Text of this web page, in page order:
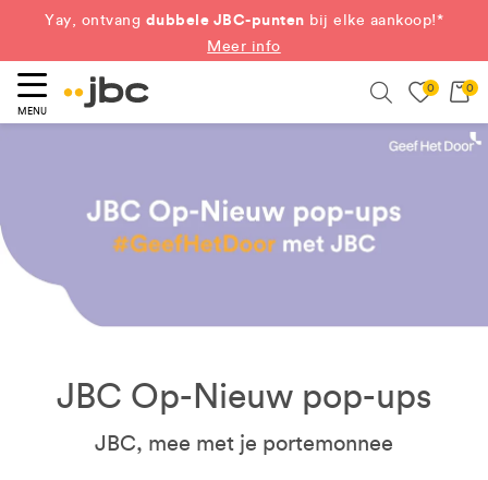
Yay, ontvang dubbele JBC-punten bij elke aankoop!*
Meer info
MENU
0 0
JBC Op-Nieuw pop-ups
JBC, mee met je portemonnee